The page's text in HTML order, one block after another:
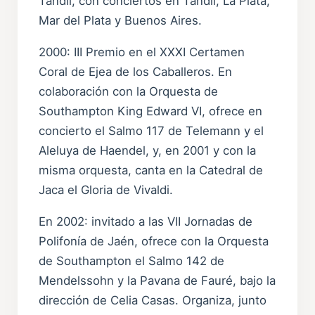
Mar del Plata y Buenos Aires.
2000: III Premio en el XXXI Certamen
Coral de Ejea de los Caballeros. En
colaboración con la Orquesta de
Southampton King Edward VI, ofrece en
concierto el Salmo 117 de Telemann y el
Aleluya de Haendel, y, en 2001 y con la
misma orquesta, canta en la Catedral de
Jaca el Gloria de Vivaldi.
En 2002: invitado a las VII Jornadas de
Polifonía de Jaén, ofrece con la Orquesta
de Southampton el Salmo 142 de
Mendelssohn y la Pavana de Fauré, bajo la
dirección de Celia Casas. Organiza, junto